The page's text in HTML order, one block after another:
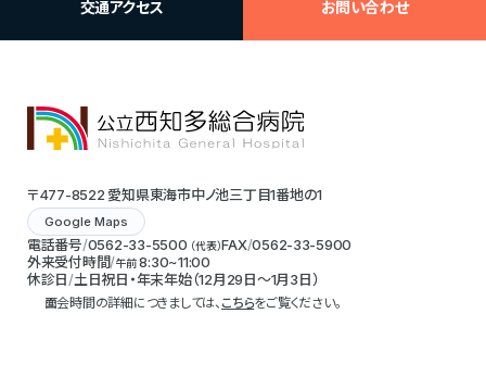
交通アクセス お問い合わせ
〒477-8522 愛知県東海市中ノ池三丁目1番地の1
Google Maps
電話番号 0562-33-5500 （代表）FAX 0562-33-5900
外来受付時間 午前 8:30~11:00
休診日 土日祝日・年末年始（12月29日～1月3日）
面会時間の詳細につきましては、 こちらをご覧ください。